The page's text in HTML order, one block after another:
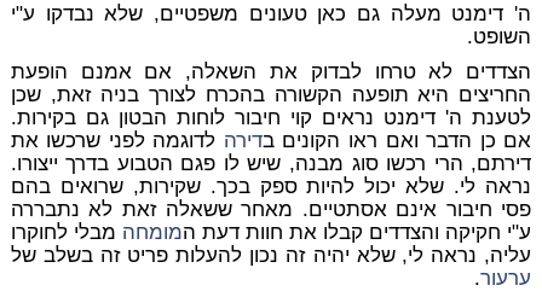
ה' דימנט מעלה גם כאן טעונים משפטיים, שלא נבדקו ע"י
השופט.
הצדדים לא טרחו לבדוק את השאלה, אם אמנם הופעת
החריצים היא תופעה הקשורה בהכרח לצורך בניה זאת, שכן
לטענת ה' דימנט נראים קוי חיבור לוחות הבטון גם בקירות.
אם כן הדבר ואם ראו הקונים בדירה לדוגמה לפני שרכשו את
דירתם, הרי רכשו סוג מבנה, שיש לו פגם הטבוע בדרך ייצורו.
נראה לי. שלא יכול להיות ספק בכך. שקירות, שרואים בהם
פסי חיבור אינם אסתטיים. מאחר ששאלה זאת לא נתבררה
ע"י חקיקה והצדדים קבלו את חוות דעת המומחה מבלי לחוקרו
עליה, נראה לי, שלא יהיה זה נכון להעלות פריט זה בשלב של
ערעור.